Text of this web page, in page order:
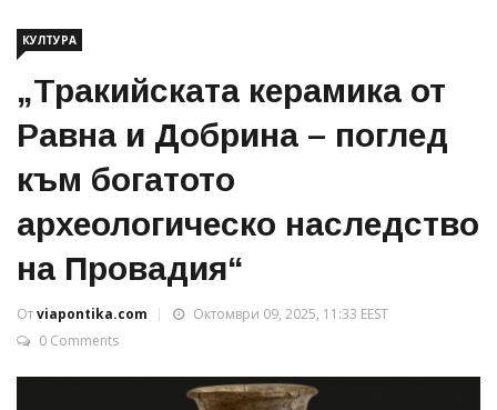
КУЛТУРА
„Тракийската керамика от
Равна и Добрина – поглед
към богатото
археологическо наследство
на Провадия“
Отviapontika.com
Октомври 09, 2025, 11:33 EEST
0 Comments